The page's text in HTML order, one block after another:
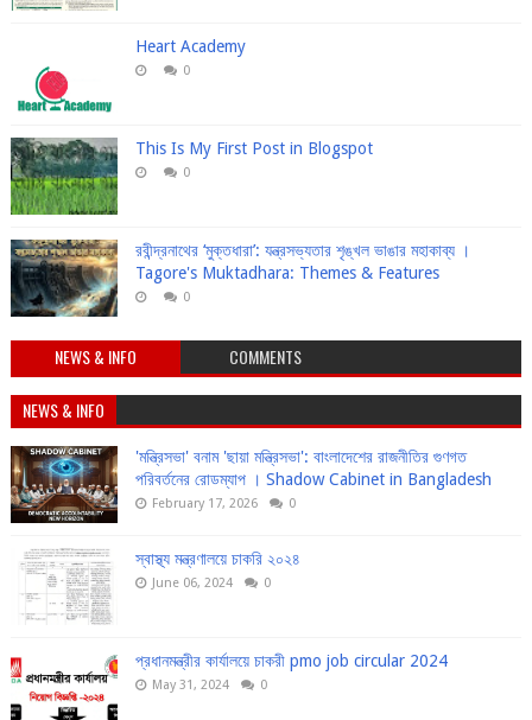
Heart Academy
0
This Is My First Post in Blogspot
0
রবীন্দ্রনাথের ‘মুক্তধারা’: যন্ত্রসভ্যতার শৃঙ্খল ভাঙার মহাকাব্য ।
Tagore's Muktadhara: Themes & Features
0
NEWS & INFO COMMENTS
NEWS & INFO
'মন্ত্রিসভা' বনাম 'ছায়া মন্ত্রিসভা': বাংলাদেশের রাজনীতির গুণগত
পরিবর্তনের রোডম্যাপ । Shadow Cabinet in Bangladesh
February 17, 2026 0
স্বাস্থ্য মন্ত্রণালয়ে চাকরি ২০২৪
June 06, 2024 0
প্রধানমন্ত্রীর কার্যালয়ে চাকরী pmo job circular 2024
May 31, 2024 0